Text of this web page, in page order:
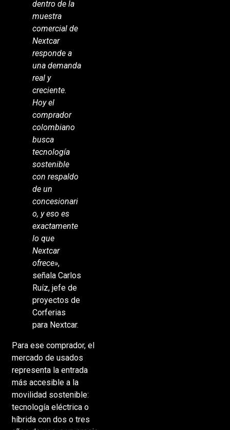
dentro de la
muestra
comercial de
Nextcar
responde a
una demanda
real y
creciente.
Hoy el
comprador
colombiano
busca
tecnología
sostenible
con respaldo
de un
concesionari
o, y eso es
exactamente
lo que
Nextcar
ofrece»,
señala Carlos
Ruíz, jefe de
proyectos de
Corferias
para Nextcar.
Para ese comprador, el
mercado de usados
representa la entrada
más accesible a la
movilidad sostenible:
tecnología eléctrica o
híbrida con dos o tres